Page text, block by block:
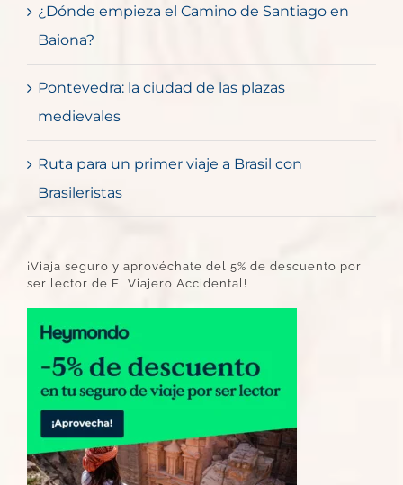
¿Dónde empieza el Camino de Santiago en
Baiona?
Pontevedra: la ciudad de las plazas
medievales
Ruta para un primer viaje a Brasil con
Brasileristas
¡Viaja seguro y aprovéchate del 5% de descuento por
ser lector de El Viajero Accidental!